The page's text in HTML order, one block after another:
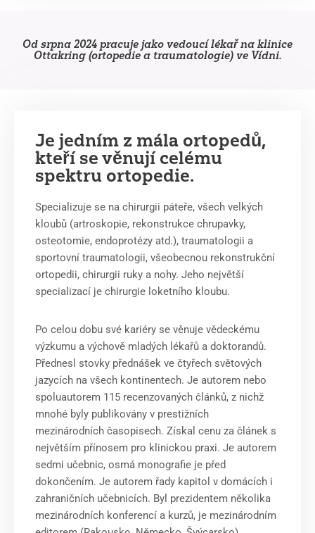
Od srpna 2024 pracuje jako vedoucí lékař na klinice
Ottakring (ortopedie a traumatologie) ve Vídni.
Je jedním z mála ortopedů,
kteří se věnují celému
spektru ortopedie.
Specializuje se na chirurgii páteře, všech velkých
kloubů (artroskopie, rekonstrukce chrupavky,
osteotomie, endoprotézy atd.), traumatologii a
sportovní traumatologii, všeobecnou rekonstrukční
ortopedii, chirurgii ruky a nohy. Jeho největší
specializací je chirurgie loketního kloubu.
Po celou dobu své kariéry se věnuje vědeckému
výzkumu a výchově mladých lékařů a doktorandů.
Přednesl stovky přednášek ve čtyřech světových
jazycích na všech kontinentech. Je autorem nebo
spoluautorem 115 recenzovaných článků, z nichž
mnohé byly publikovány v prestižních
mezinárodních časopisech. Získal cenu za článek s
největším přínosem pro klinickou praxi. Je autorem
sedmi učebnic, osmá monografie je před
dokončením. Je autorem řady kapitol v domácích i
zahraničních učebnicích. Byl prezidentem několika
mezinárodních konferencí a kurzů, je mezinárodním